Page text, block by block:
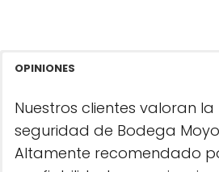
OPINIONES
Nuestros clientes valoran
seguridad de Bodega
Altamente recomendado